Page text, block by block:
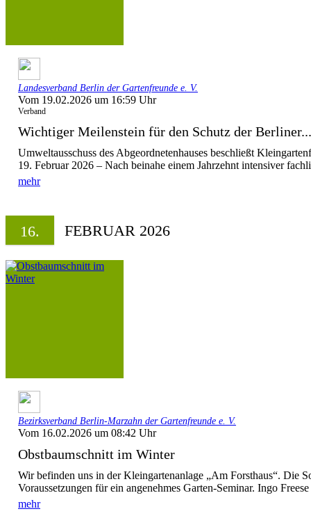
Landesverband Berlin der Gartenfreunde e. V.
Vom 19.02.2026 um 16:59 Uhr
Verband
Wichtiger Meilenstein für den Schutz der Berliner...
Umweltausschuss des Abgeordnetenhauses beschließt
19. Februar 2026 – Nach beinahe einem Jahrzehnt intensiver
mehr
16. FEBRUAR 2026
Bezirksverband Berlin-Marzahn der Gartenfreunde e. V.
Vom 16.02.2026 um 08:42 Uhr
Obstbaumschnitt im Winter
Wir befinden uns in der Kleingartenanlage „Am Forsthaus“. Die
Voraussetzungen für ein angenehmes Garten-Seminar. Ingo
mehr